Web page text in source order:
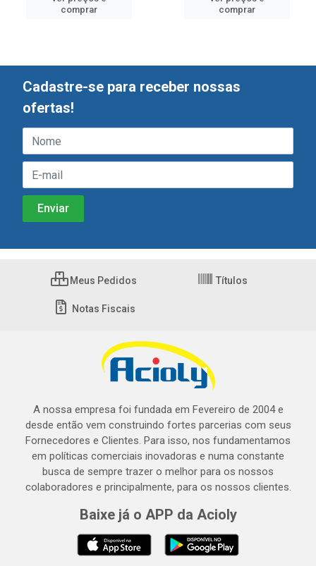
comprar
comprar
Cadastre-se para receber nossas
ofertas!
Meus Pedidos Títulos
Notas Fiscais
A nossa empresa foi fundada em Fevereiro de 2004 e
desde então vem construindo fortes parcerias com seus
Fornecedores e Clientes. Para isso, nos fundamentamos
em políticas comerciais inovadoras e numa constante
busca de sempre trazer o melhor para os nossos
colaboradores e principalmente, para os nossos clientes.
Baixe já o APP da Acioly